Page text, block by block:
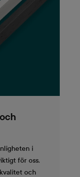
i
för oss.
och